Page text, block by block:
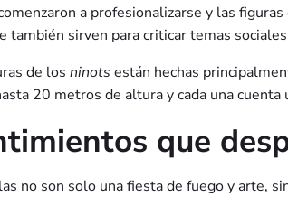
a profesionalizarse y las
también sirven para criticar temas
de los ninots están hechas
20 metros de altura y cada una cuenta
que
no son solo una fiesta de fuego y arte,